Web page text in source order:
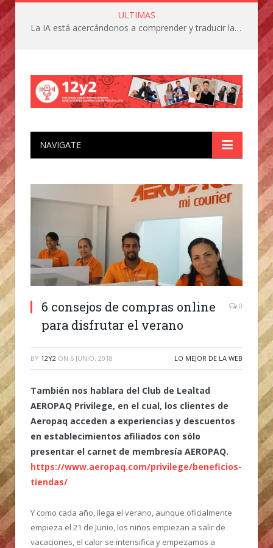
ULTIMAS
La IA está acercándonos a comprender y traducir las vocalizaciones y comportamientos de nuestras mascotas
NAVIGATE
6 consejos de compras online
para disfrutar el verano
0
BY 12Y2 ON 6 JUNIO, 2018 LO MEJOR DE LA WEB
También nos hablara del Club de Lealtad
AEROPAQ Privilege, en el cual, los clientes de
Aeropaq acceden a experiencias y descuentos
en establecimientos afiliados con sólo
presentar el carnet de membresía AEROPAQ.
https://www.aeropaq.com/privilege/beneficios-
tiendas/
Y como cada año, llega el verano, aunque oficialmente
empieza el 21 de Junio, los niños empiezan a salir de
vacaciones, el calor se intensifica y empezamos a